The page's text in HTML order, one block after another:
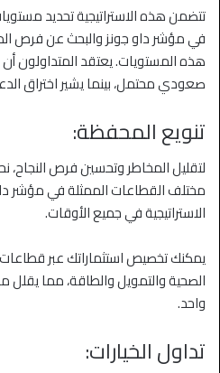
تتضمن هذه الاستراتيجية تحديد
في مؤشر داو جونز والبحث عن فرص
هذه المستويات. يعتقد المتداولون أن
صعودي محتمل، بينما يشير اختراق
تنويع المحفظة:
لتقليل المخاطر وتحسين فرص النجاح،
مختلف القطاعات الممثلة في مؤشر
الاستراتيجية في جميع الأوقات.
يمكنك تخصيص استثماراتك عبر قطاعات
الصحية والتمويل والطاقة، مما
واحد.
تداول الخيارات: